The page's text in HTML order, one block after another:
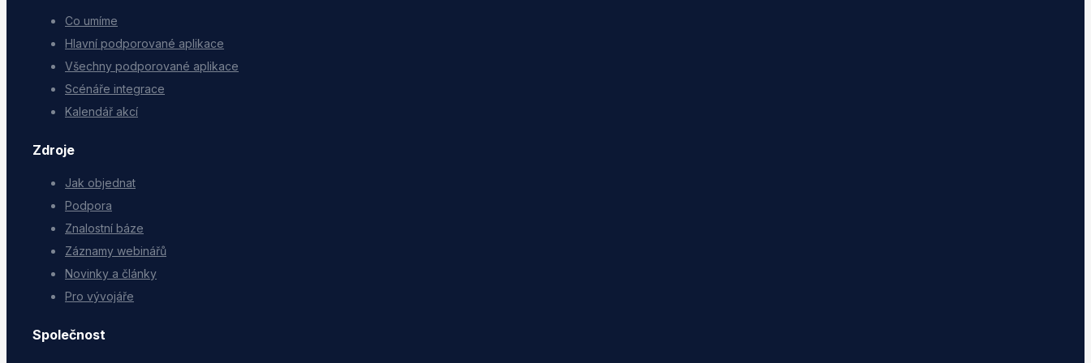
Co umíme
Hlavní podporované aplikace
Všechny podporované aplikace
Scénáře integrace
Kalendář akcí
Zdroje
Jak objednat
Podpora
Znalostní báze
Záznamy webinářů
Novinky a články
Pro vývojáře
Společnost